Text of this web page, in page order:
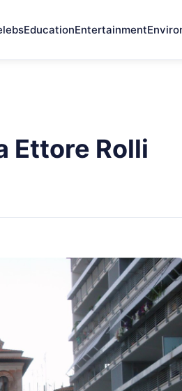
EducationEntertainment
Ettore Rolli